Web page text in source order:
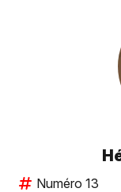
Numéro 13